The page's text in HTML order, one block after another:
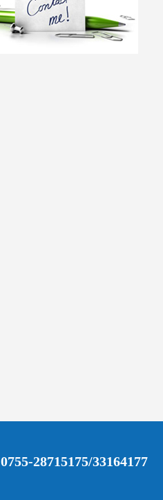
0755-28715175/33164177